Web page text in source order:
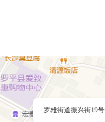
罗雄街道振兴街19号